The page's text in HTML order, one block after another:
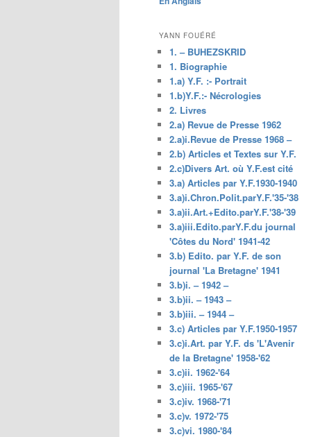
principal
YANN FOUÉRÉ
1. – BUHEZSKRID
1. Biographie
1.a) Y.F. :- Portrait
1.b)Y.F.:- Nécrologies
2. Livres
2.a) Revue de Presse 1962
2.a)i.Revue de Presse 1968 –
2.b) Articles et Textes sur Y.F.
2.c)Divers Art. où Y.F.est cité
3.a) Articles par Y.F.1930-1940
3.a)i.Chron.Polit.parY.F.'35-'38
3.a)ii.Art.+Edito.parY.F.'38-'39
3.a)iii.Edito.parY.F.du journal
'Côtes du Nord' 1941-42
3.b) Edito. par Y.F. de son
journal 'La Bretagne' 1941
3.b)i. – 1942 –
3.b)ii. – 1943 –
3.b)iii. – 1944 –
3.c) Articles par Y.F.1950-1957
3.c)i.Art. par Y.F. ds 'L'Avenir
de la Bretagne' 1958-'62
3.c)ii. 1962-'64
3.c)iii. 1965-'67
3.c)iv. 1968-'71
3.c)v. 1972-'75
3.c)vi. 1980-'84